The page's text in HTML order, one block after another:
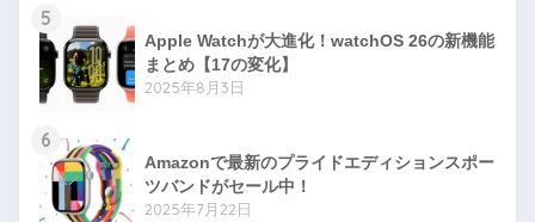
5
Apple Watchが大進化！watchOS 26の新機能
まとめ【17の変化】
2025年8月3日
6
Amazonで最新のプライドエディションスポー
ツバンドがセール中！
2025年7月22日